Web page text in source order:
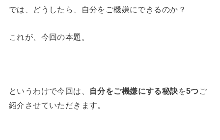
では、どうしたら、自分をご機嫌にできるのか？
これが、今回の本題。
というわけで今回は、 自分をご機嫌にする秘訣を5つご
紹介させていただきます。